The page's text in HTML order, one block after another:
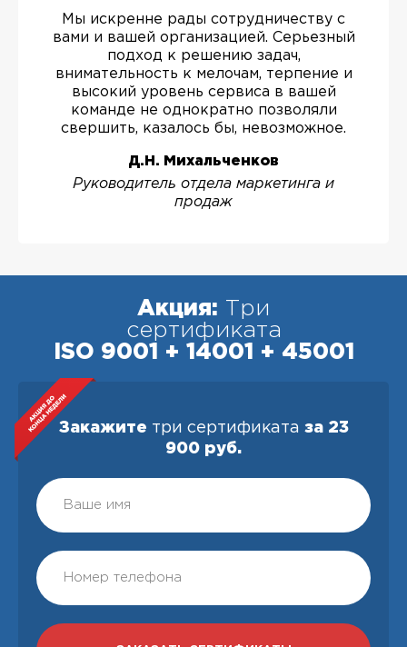
Мы искренне рады сотрудничеству с
вами и вашей организацией. Серьезный
подход к решению задач,
внимательность к мелочам, терпение и
высокий уровень сервиса в вашей
команде не однократно позволяли
свершить, казалось бы, невозможное.
Д.Н. Михальченков
Руководитель отдела маркетинга и
продаж
Акция: Три
сертификата
ISO 9001 + 14001 + 45001
Закажите три сертификата за 23
900 руб.